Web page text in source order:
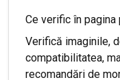
Ce verific în pagina
Verifică imaginile,
compatibilitatea,
recomandări de